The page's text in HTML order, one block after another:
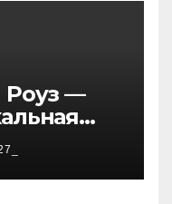
Роуз —
и